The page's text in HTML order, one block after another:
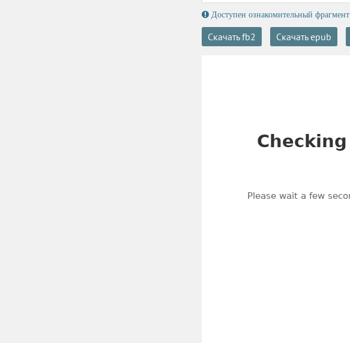
Доступен ознакомительный фрагмент
Скачать fb2 Скачать epub